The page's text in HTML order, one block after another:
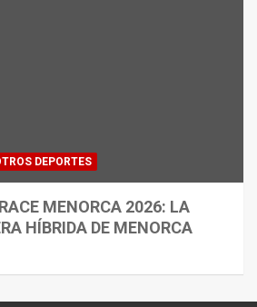
DEPORTES
MENORCA 2026: LA
HÍBRIDA DE MENORCA